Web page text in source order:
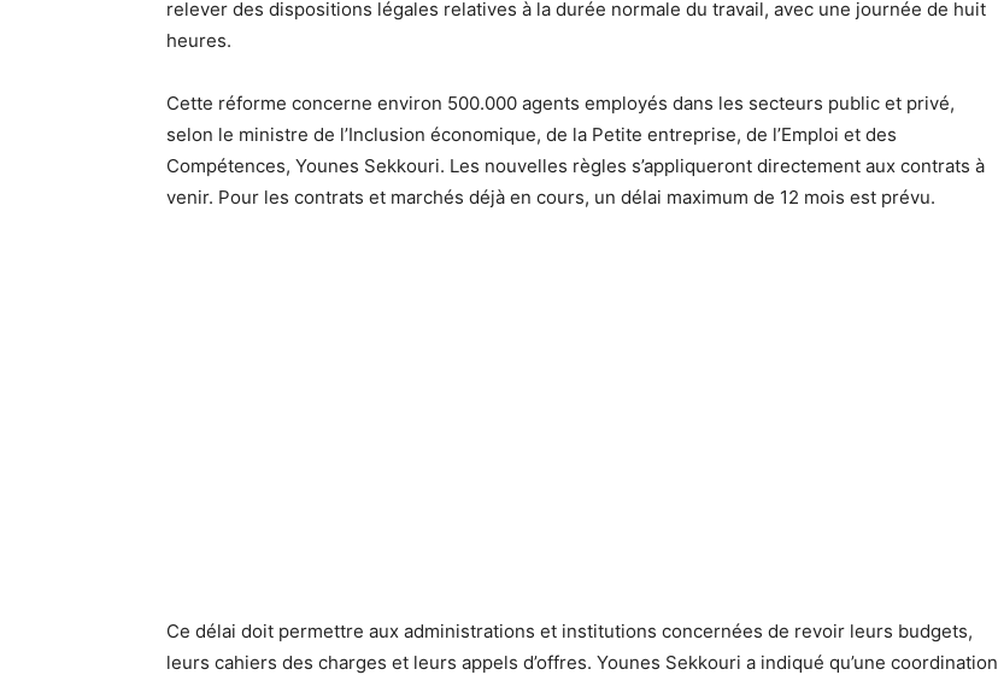
relever des dispositions légales relatives à la durée normale du travail, avec une journée de huit
heures.
Cette réforme concerne environ 500.000 agents employés dans les secteurs public et privé,
selon le ministre de l’Inclusion économique, de la Petite entreprise, de l’Emploi et des
Compétences, Younes Sekkouri. Les nouvelles règles s’appliqueront directement aux contrats à
venir. Pour les contrats et marchés déjà en cours, un délai maximum de 12 mois est prévu.
Ce délai doit permettre aux administrations et institutions concernées de revoir leurs budgets,
leurs cahiers des charges et leurs appels d’offres. Younes Sekkouri a indiqué qu’une coordination